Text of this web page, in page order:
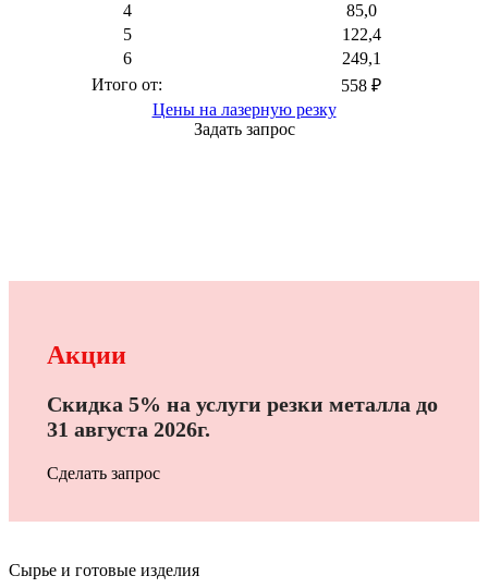
4
85,0
5
122,4
6
249,1
Итого от:
558 ₽
Цены на лазерную резку
Задать запрос
Акции
Скидка 5% на услуги резки металла до
31 августа 2026г.
Сделать запрос
Сырье и готовые изделия